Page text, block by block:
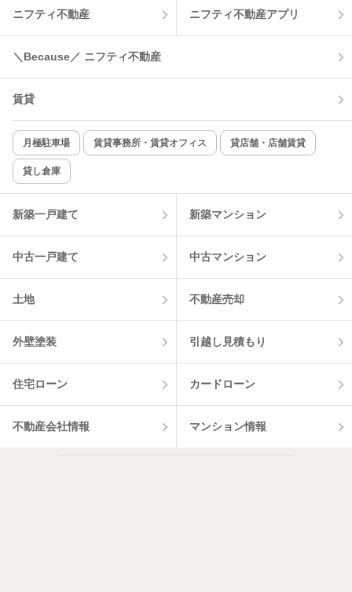
温水洗浄便座 オートロック
コンロ2口以上
新着のみ インターネット無料
該当件数:
1件
ニフティ不動産 ニフティ不動産アプリ
＼Because／ ニフティ不動産
賃貸
月極駐車場 賃貸事務所・賃貸オフィス 貸店舗・店舗賃貸
貸し倉庫
新築一戸建て 新築マンション
中古一戸建て 中古マンション
土地 不動産売却
外壁塗装 引越し見積もり
住宅ローン カードローン
不動産会社情報 マンション情報